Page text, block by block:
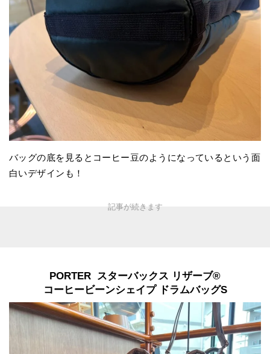
バッグの底を見るとコーヒー豆のようになっているという面
白いデザインも！
PORTER スターバックス リザーブ®
コーヒービーンシェイプ ドラムバッグS